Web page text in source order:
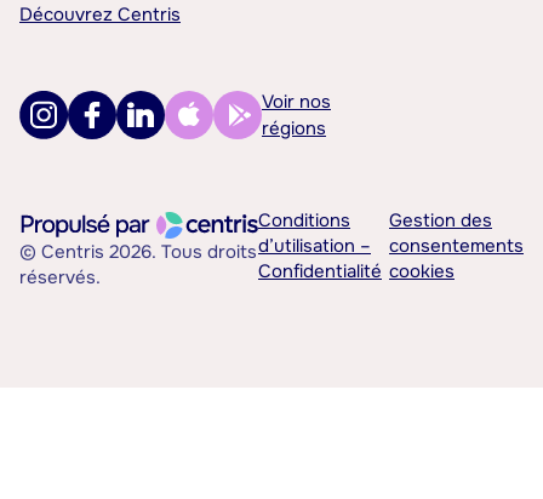
Découvrez Centris
Voir nos
régions
© Centris 2026. Tous droits
réservés.
Conditions
d’utilisation –
Confidentialité
Gestion des
consentements
cookies